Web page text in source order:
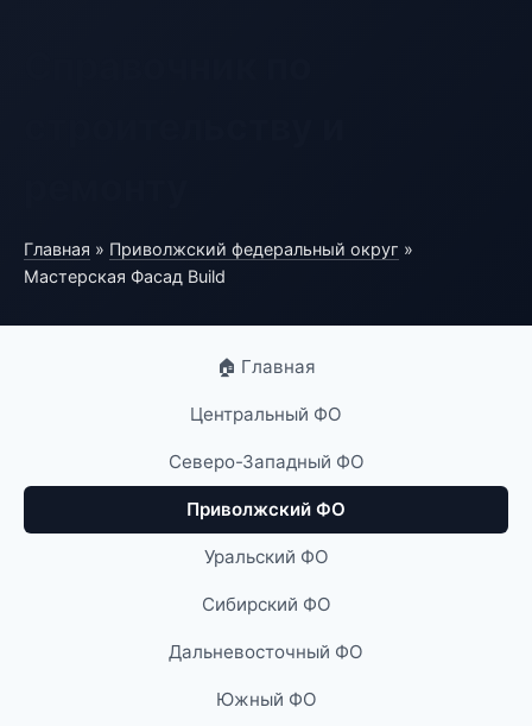
Главная » Приволжский федеральный округ »
Мастерская Фасад Build
🏠 Главная
Центральный ФО
Северо-Западный ФО
Приволжский ФО
Уральский ФО
Сибирский ФО
Дальневосточный ФО
Южный ФО